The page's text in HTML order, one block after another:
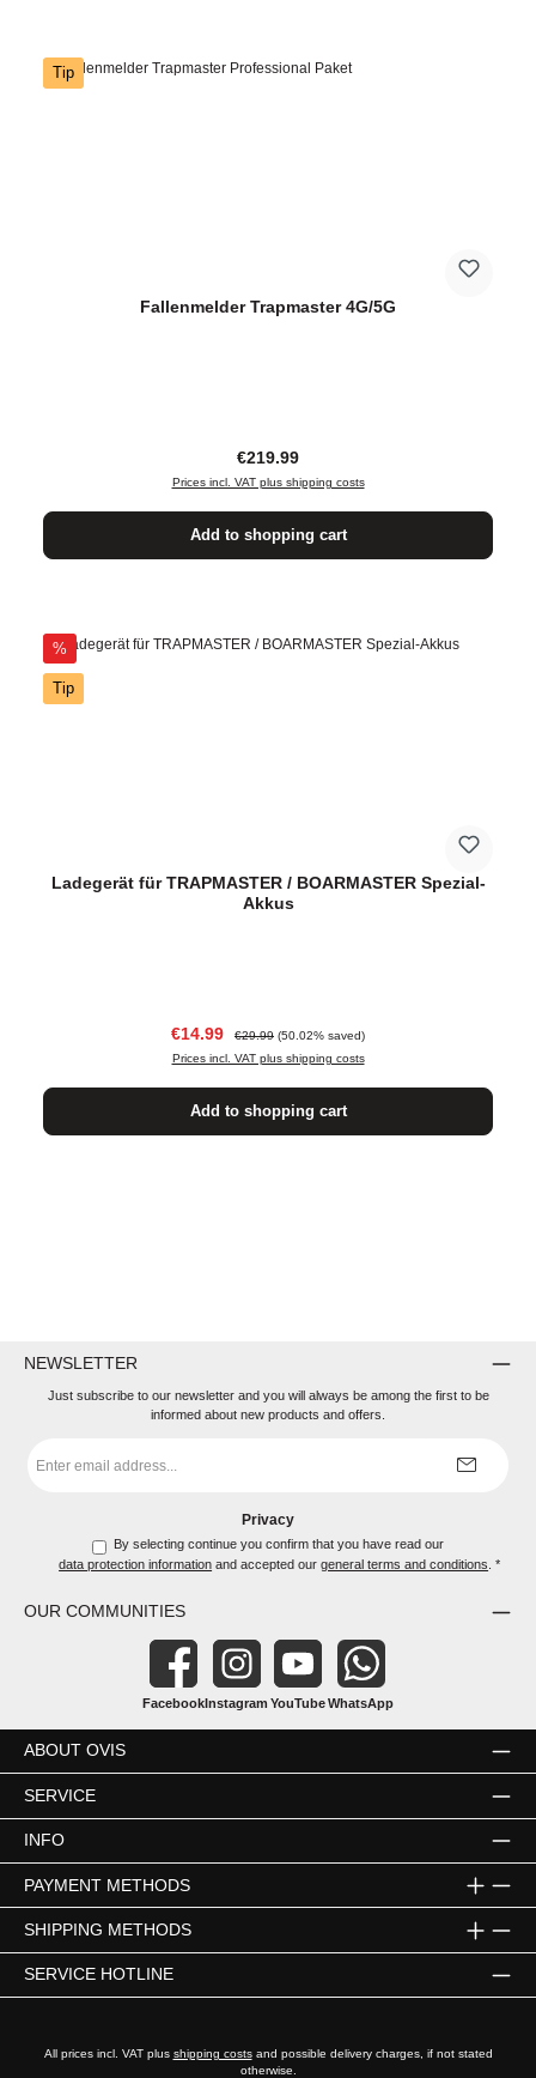
Tip
Fallenmelder Trapmaster 4G/5G
Regular price:
€219.99
Prices incl. VAT plus shipping costs
Add to shopping cart
%Discount
Tip
Ladegerät für TRAPMASTER / BOARMASTER Spezial-
Akkus
Sale price:
€14.99 Regular price:
€29.99 (50.02% saved)
Prices incl. VAT plus shipping costs
Add to shopping cart
NEWSLETTER
Just subscribe to our newsletter and you will always be among the first to be
informed about new products and offers.
address
Privacy
data protection information and accepted ourgeneral terms and conditions .*
OUR COMMUNITIES
FacebookInstagram YouTubeWhatsApp
ABOUT OVIS
SERVICE
INFO
PAYMENT METHODS
SHIPPING METHODS
SERVICE HOTLINE
All prices incl. VAT plus shipping costsand possible delivery charges, if not stated
otherwise.